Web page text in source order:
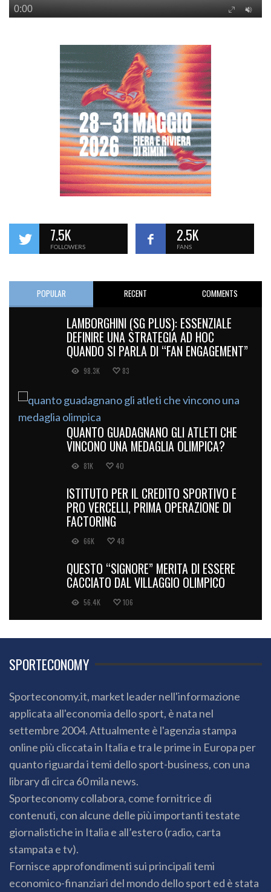
7.5K
FOLLOWERS
2.5K
FANS
POPULAR RECENT COMMENTS
LAMBORGHINI (SG PLUS): ESSENZIALE
DEFINIRE UNA STRATEGIA AD HOC
QUANDO SI PARLA DI “FAN ENGAGEMENT”
98.3K 83
QUANTO GUADAGNANO GLI ATLETI CHE
VINCONO UNA MEDAGLIA OLIMPICA?
81K 40
ISTITUTO PER IL CREDITO SPORTIVO E
PRO VERCELLI, PRIMA OPERAZIONE DI
FACTORING
66K 48
QUESTO “SIGNORE” MERITA DI ESSERE
CACCIATO DAL VILLAGGIO OLIMPICO
56.4K 106
SPORTECONOMY
Sporteconomy.it, market leader nell'informazione
applicata all'economia dello sport, è nata nel
settembre 2004. Attualmente è l'agenzia stampa
online più cliccata in Italia e tra le prime in Europa per
quanto riguarda i temi dello sport-business, con una
library di circa 60 mila news.
Sporteconomy collabora, come fornitrice di
contenuti, con alcune delle più importanti testate
giornalistiche in Italia e all’estero (radio, carta
stampata e tv).
Fornisce approfondimenti sui principali temi
economico-finanziari del mondo dello sport ed è stata